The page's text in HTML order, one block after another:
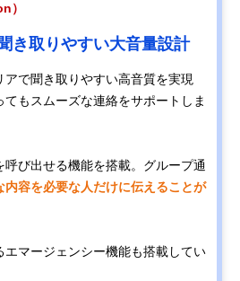
）
き取りやすい大音量設計
で聞き取りやすい高音質を実現
てもスムーズな連絡をサポートしま
び出せる機能を搭載。グループ通
内容を必要な人だけに伝えることが
エマージェンシー機能も搭載してい